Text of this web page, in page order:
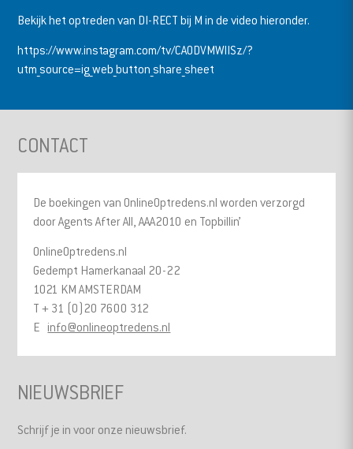
Bekijk het optreden van DI-RECT bij M in de video hieronder.
https://www.instagram.com/tv/CAODVMWlISz/?
utm_source=ig_web_button_share_sheet
CONTACT
De boekingen van OnlineOptredens.nl worden verzorgd
door Agents After All, AAA2010 en Topbillin’
OnlineOptredens.nl
Gedempt Hamerkanaal 20-22
1021 KM AMSTERDAM
T + 31 (0)20 7600 312
E info@onlineoptredens.nl
NIEUWSBRIEF
Schrijf je in voor onze nieuwsbrief.